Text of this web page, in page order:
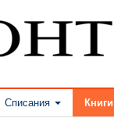
Списания Книги